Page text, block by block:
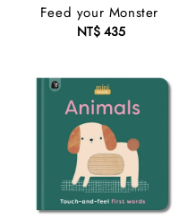
Feed your Monster
Regular
NT$ 435